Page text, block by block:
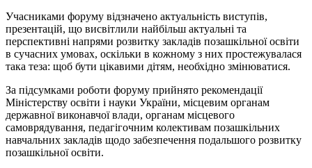
Учасниками форуму відзначено актуальність виступів,
презентацій, що висвітлили найбільш актуальні та
перспективні напрями розвитку закладів позашкільної освіти
в сучасних умовах, оскільки в кожному з них простежувалася
така теза: щоб бути цікавими дітям, необхідно змінюватися.
За підсумками роботи форуму прийнято рекомендації
Міністерству освіти і науки України, місцевим органам
державної виконавчої влади, органам місцевого
самоврядування, педагігочним колективам позашкільних
навчальних закладів щодо забезпечення подальшого розвитку
позашкільної освіти.